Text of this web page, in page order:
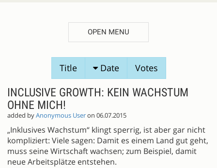
OPEN MENU
Title Date Votes
INCLUSIVE GROWTH: KEIN WACHSTUM
OHNE MICH!
added byAnonymous Useron 06.07.2015
„Inklusives Wachstum“ klingt sperrig, ist aber gar nicht
kompliziert: Viele sagen: Damit es einem Land gut geht,
muss seine Wirtschaft wachsen; zum Beispiel, damit
neue Arbeitsplätze entstehen.